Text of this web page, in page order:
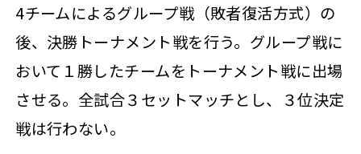
4チームによるグループ戦（敗者復活方式）の
後、決勝トーナメント戦を行う。グループ戦に
おいて１勝したチームをトーナメント戦に出場
させる。全試合３セットマッチとし、３位決定
戦は行わない。